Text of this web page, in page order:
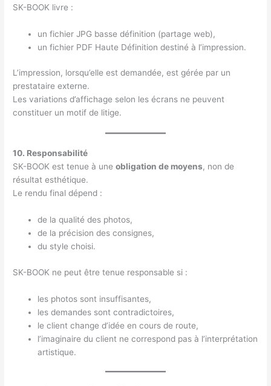
SK-BOOK livre :
un fichier JPG basse définition (partage web),
un fichier PDF Haute Définition destiné à l’impression.
L’impression, lorsqu’elle est demandée, est gérée par un
prestataire externe.
Les variations d’affichage selon les écrans ne peuvent
constituer un motif de litige.
10. Responsabilité
SK-BOOK est tenue à uneobligation de moyens, non de
résultat esthétique.
Le rendu final dépend :
de la qualité des photos,
de la précision des consignes,
du style choisi.
SK-BOOK ne peut être tenue responsable si :
les photos sont insuffisantes,
les demandes sont contradictoires,
le client change d’idée en cours de route,
l’imaginaire du client ne correspond pas à l’interprétation
artistique.